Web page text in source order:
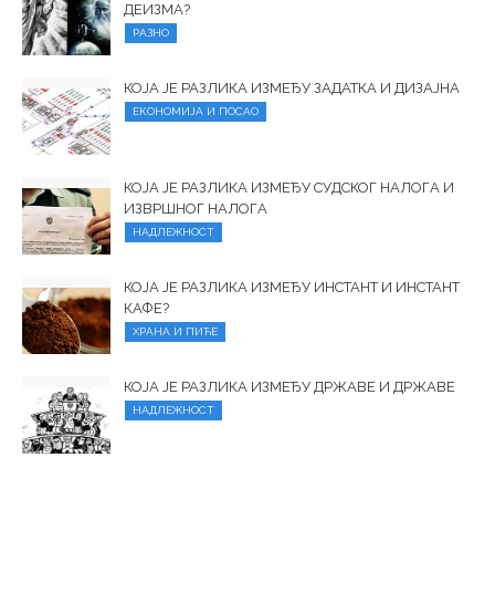
ДЕИЗМА?
РАЗНО
КОЈА ЈЕ РАЗЛИКА ИЗМЕЂУ ЗАДАТКА И ДИЗАЈНА
ЕКОНОМИЈА И ПОСАО
КОЈА ЈЕ РАЗЛИКА ИЗМЕЂУ СУДСКОГ НАЛОГА И
ИЗВРШНОГ НАЛОГА
НАДЛЕЖНОСТ
КОЈА ЈЕ РАЗЛИКА ИЗМЕЂУ ИНСТАНТ И ИНСТАНТ
КАФЕ?
ХРАНА И ПИЋЕ
КОЈА ЈЕ РАЗЛИКА ИЗМЕЂУ ДРЖАВЕ И ДРЖАВЕ
НАДЛЕЖНОСТ